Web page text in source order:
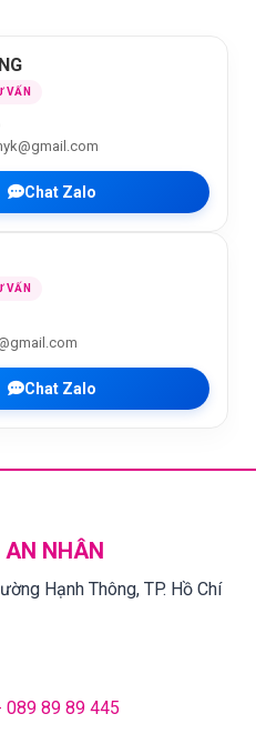
VẤN
Chat Zalo
VẤN
Chat Zalo
AN NHÂN
Hạnh Thông, TP. Hồ Chí
089 89 89 445